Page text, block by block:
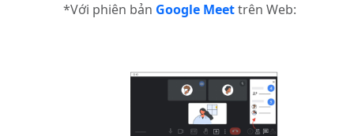
*Với phiên bản Google Meettrên Web: